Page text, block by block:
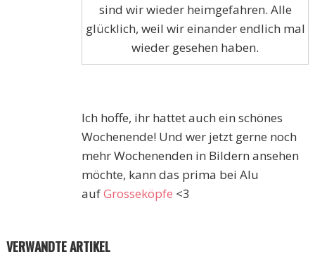
sind wir wieder heimgefahren. Alle
glücklich, weil wir einander endlich mal
wieder gesehen haben.
Ich hoffe, ihr hattet auch ein schönes
Wochenende! Und wer jetzt gerne noch
mehr Wochenenden in Bildern ansehen
möchte, kann das prima bei Alu
aufGrosseköpfe <3
VERWANDTE ARTIKEL